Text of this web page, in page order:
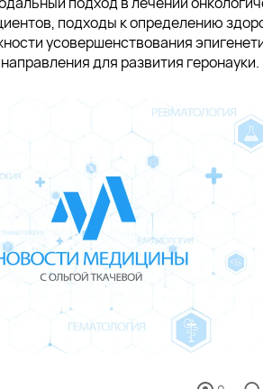
подходы к определению
усовершенствования
для развития геронауки.